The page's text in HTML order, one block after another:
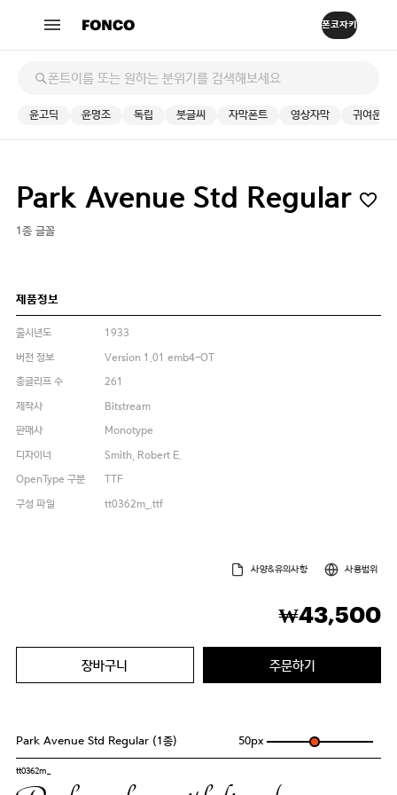
윤고딕 윤명조 독립 붓글씨 자막폰트 영상자막 귀여운
Park Avenue Std Regular
1종 글꼴
제품정보
출시년도
1933
버전 정보
Version 1.01 emb4-OT
총글리프 수
261
제작사
Bitstream
판매사
Monotype
디자이너
Smith, Robert E.
OpenType 구분
TTF
구성 파일
tt0362m_.ttf
사양&유의사항 사용범위
₩43,500
장바구니 주문하기
Park Avenue Std Regular (1종) 50px
tt0362m_